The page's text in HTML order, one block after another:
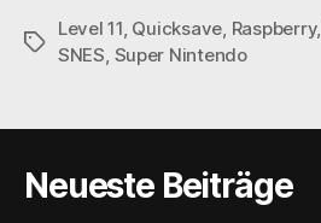
Schlagwörter
Level 11, Quicksave, Raspberry,
SNES, Super Nintendo
Neueste Beiträge